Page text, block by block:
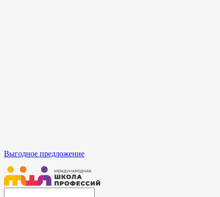
Выгодное предложение